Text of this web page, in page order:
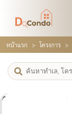
หน้าแรก โครงการ